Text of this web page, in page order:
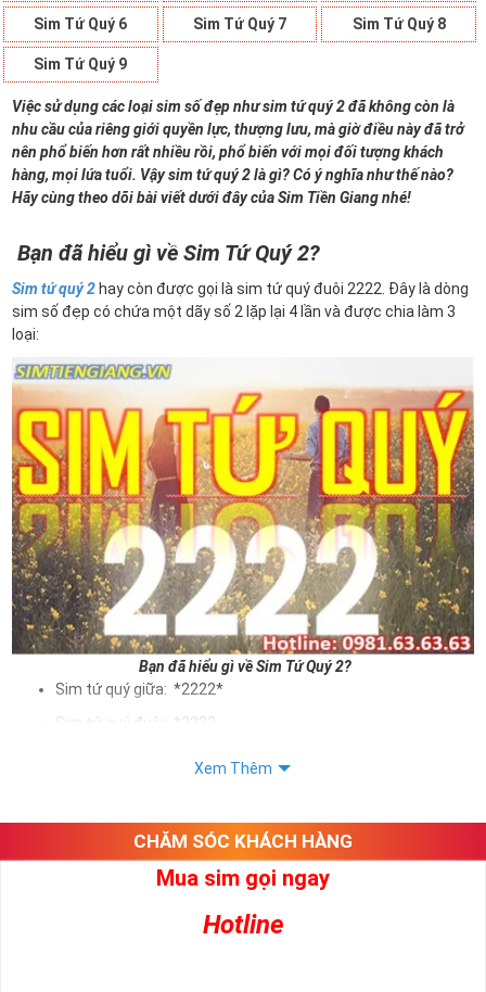
Sim Tứ Quý 6 Sim Tứ Quý 7 Sim Tứ Quý 8
Sim Tứ Quý 9
Việc sử dụng các loại sim số đẹp như sim tứ quý 2 đã không còn là
nhu cầu của riêng giới quyền lực, thượng lưu, mà giờ điều này đã trở
nên phổ biến hơn rất nhiều rồi, phổ biến với mọi đối tượng khách
hàng, mọi lứa tuổi. Vậy sim tứ quý 2 là gì? Có ý nghĩa như thế nào?
Hãy cùng theo dõi bài viết dưới đây của Sim Tiền Giang nhé!
Bạn đã hiểu gì về Sim Tứ Quý 2?
Sim tứ quý 2 hay còn được gọi là sim tứ quý đuôi 2222. Đây là dòng
sim số đẹp có chứa một dãy số 2 lặp lại 4 lần và được chia làm 3
loại:
Bạn đã hiểu gì về Sim Tứ Quý 2?
Sim tứ quý giữa: *2222*
Sim tứ quý đuôi: *2222
như sự sắp xếp của các con số trong sim.
Ý nghĩa sim tứ quý 2
Xem Thêm
CHĂM SÓC KHÁCH HÀNG
Mua sim gọi ngay
Hotline